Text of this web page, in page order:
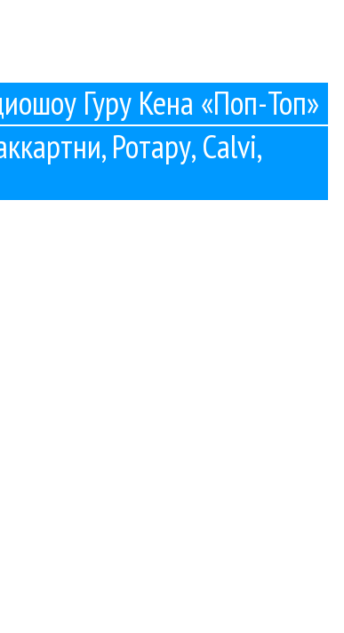
Гуру Кена «Поп-Топ»
Ротару, Calvi,